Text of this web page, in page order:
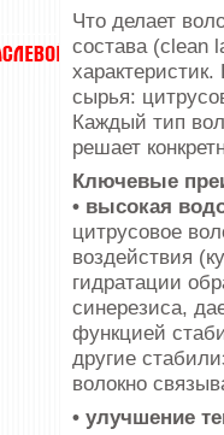
Что делает
состава (clean
сырья:
Каждый тип
решает
Ключевые
• высокая
цитрусовое
воздействия
гидратации
синерезиса,
функцией
другие
волокно
• улучшение